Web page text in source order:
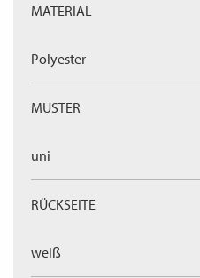
MATERIAL
Polyester
MUSTER
uni
RÜCKSEITE
weiß